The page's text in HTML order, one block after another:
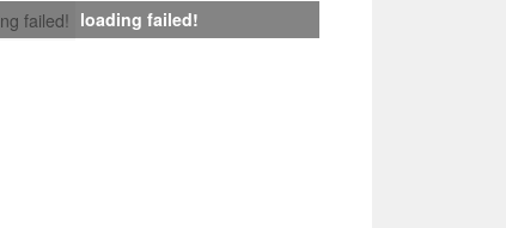
failed! loading failed!